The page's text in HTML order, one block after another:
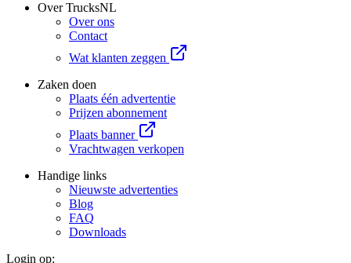
Over TrucksNL
Over ons
Contact
Wat klanten zeggen
Zaken doen
Plaats één advertentie
Prijzen abonnement
Plaats banner
Vrachtwagen verkopen
Handige links
Nieuwste advertenties
Blog
FAQ
Downloads
Login op: